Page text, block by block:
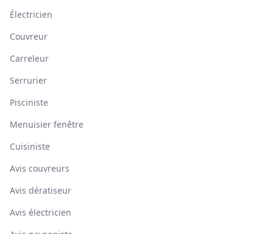
Électricien
Couvreur
Carreleur
Serrurier
Pisciniste
Menuisier fenêtre
Cuisiniste
Avis couvreurs
Avis dératiseur
Avis électricien